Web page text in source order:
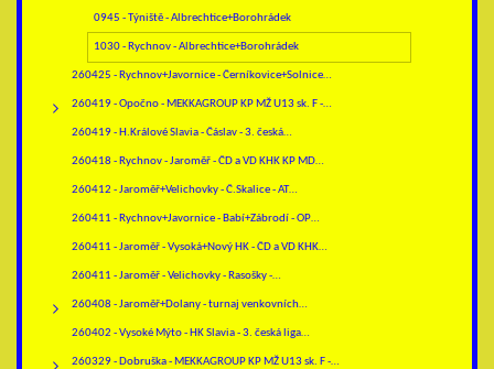
0945 - Týniště - Albrechtice+Borohrádek
1030 - Rychnov - Albrechtice+Borohrádek
260425 - Rychnov+Javornice - Černíkovice+Solnice…
260419 - Opočno - MEKKAGROUP KP MŽ U13 sk. F -…
260419 - H.Králové Slavia - Čáslav - 3. česká…
260418 - Rychnov - Jaroměř - ČD a VD KHK KP MD…
260412 - Jaroměř+Velichovky - Č.Skalice - AT…
260411 - Rychnov+Javornice - Babí+Zábrodí - OP…
260411 - Jaroměř - Vysoká+Nový HK - ČD a VD KHK…
260411 - Jaroměř - Velichovky - Rasošky -…
260408 - Jaroměř+Dolany - turnaj venkovních…
260402 - Vysoké Mýto - HK Slavia - 3. česká liga…
260329 - Dobruška - MEKKAGROUP KP MŽ U13 sk. F -…